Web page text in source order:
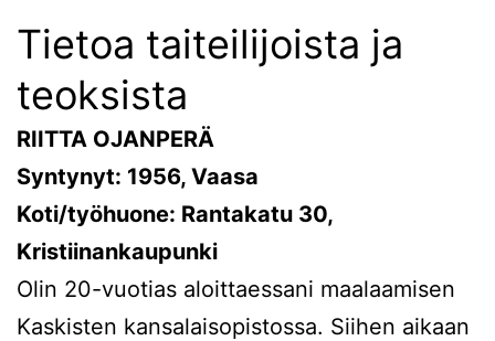
Tietoa taiteilijoista ja
teoksista
RIITTA OJANPERÄ
Syntynyt: 1956, Vaasa
Koti/työhuone: Rantakatu 30,
Kristiinankaupunki
Olin 20-vuotias aloittaessani maalaamisen
Kaskisten kansalaisopistossa. Siihen aikaan